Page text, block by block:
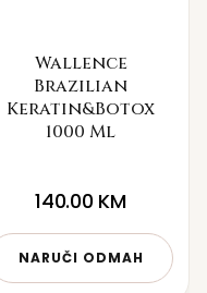
Wallence
Brazilian
Keratin&Botox
1000 Ml
140.00 KM
NARUČI ODMAH